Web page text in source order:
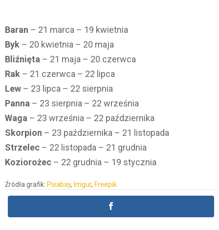
Baran – 21 marca – 19 kwietnia
Byk – 20 kwietnia – 20 maja
Bliźnięta – 21 maja – 20 czerwca
Rak – 21 czerwca – 22 lipca
Lew – 23 lipca – 22 sierpnia
Panna – 23 sierpnia – 22 września
Waga – 23 września – 22 października
Skorpion – 23 października – 21 listopada
Strzelec – 22 listopada – 21 grudnia
Koziorożec – 22 grudnia – 19 stycznia
Źródła grafik: Pixabay, Imgur, Freepik